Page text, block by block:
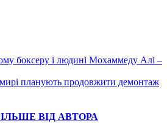
боксеру і людині Мохаммеду Алі –
планують продовжити демонтаж
ВІД АВТОРА